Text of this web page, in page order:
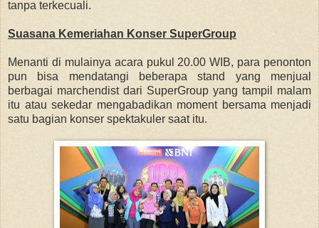
tanpa terkecuali.
Suasana Kemeriahan Konser SuperGroup
Menanti di mulainya acara pukul 20.00 WIB, para penonton
pun bisa mendatangi beberapa stand yang menjual
berbagai marchendist dari SuperGroup yang tampil malam
itu atau sekedar mengabadikan moment bersama menjadi
satu bagian konser spektakuler saat itu.